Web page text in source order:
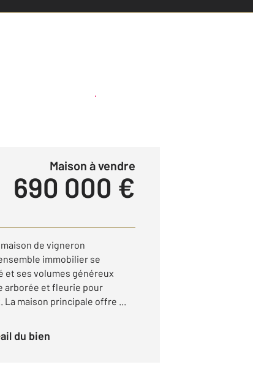
Créer une alerte
Maison à vendre
690 000 €
de vigneron
immobilier se
et ses volumes généreux
arborée et fleurie pour
maison principale offre ...
du bien